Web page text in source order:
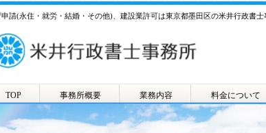
申請(永住・就労・結婚・その他)、建設業許可は東京都墨田区の米井行政書士
TOP 事務所概要 業務内容 料金について